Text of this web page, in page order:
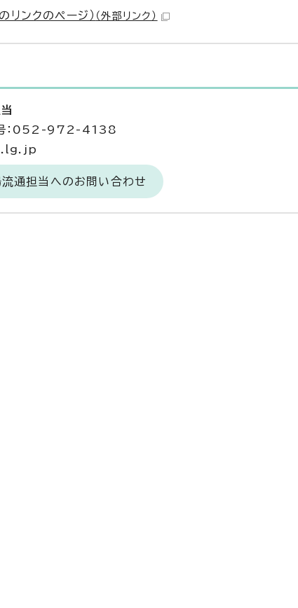
リンクのページ） （外部リンク）
：052-972-4138
通担当へのお問い合わせ